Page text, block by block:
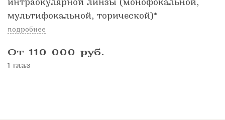
интраокулярной линзы (монофокальной,
мультифокальной, торической)*
подробнее
От 110 000 руб.
1 глаз